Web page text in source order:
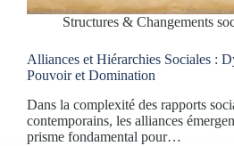
Structures & Changements
Alliances et Hiérarchies Sociales :
Pouvoir et Domination
Dans la complexité des rapports
contemporains, les alliances
prisme fondamental pour…